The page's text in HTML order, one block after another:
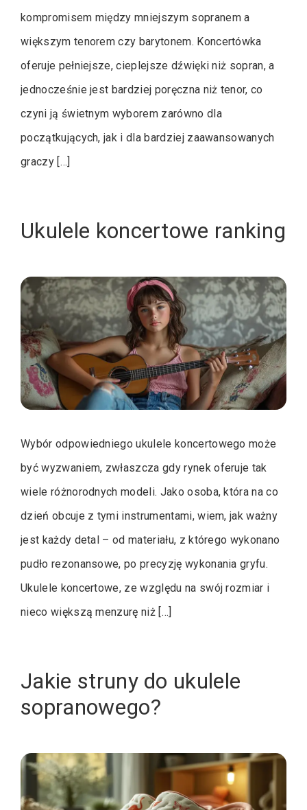
kompromisem między mniejszym sopranem a
większym tenorem czy barytonem. Koncertówka
oferuje pełniejsze, cieplejsze dźwięki niż sopran, a
jednocześnie jest bardziej poręczna niż tenor, co
czyni ją świetnym wyborem zarówno dla
początkujących, jak i dla bardziej zaawansowanych
graczy […]
Ukulele koncertowe ranking
Wybór odpowiedniego ukulele koncertowego może
być wyzwaniem, zwłaszcza gdy rynek oferuje tak
wiele różnorodnych modeli. Jako osoba, która na co
dzień obcuje z tymi instrumentami, wiem, jak ważny
jest każdy detal – od materiału, z którego wykonano
pudło rezonansowe, po precyzję wykonania gryfu.
Ukulele koncertowe, ze względu na swój rozmiar i
nieco większą menzurę niż […]
Jakie struny do ukulele
sopranowego?